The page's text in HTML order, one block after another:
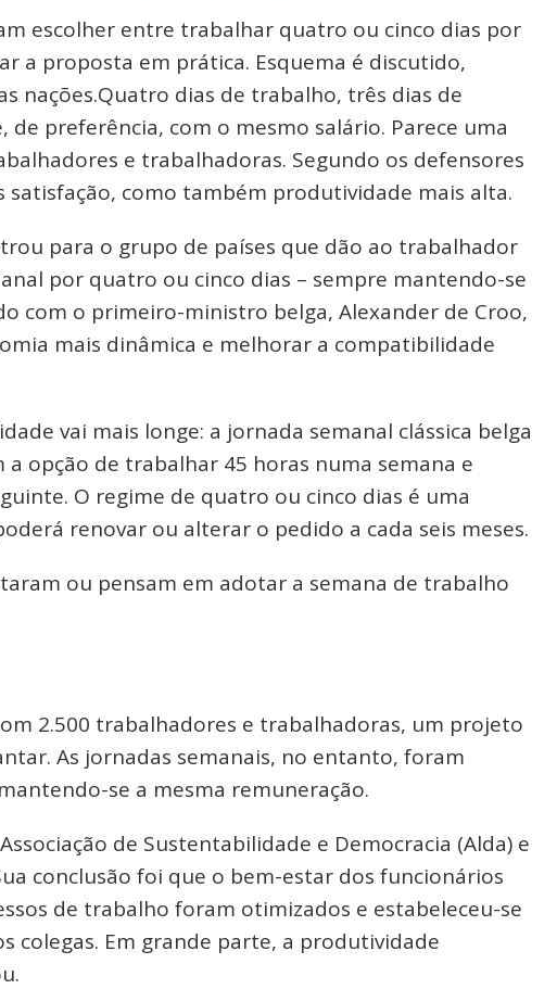
escolher entre trabalhar quatro ou cinco dias por
a proposta em prática. Esquema é discutido,
nações.Quatro dias de trabalho, três dias de
preferência, com o mesmo salário. Parece uma
e trabalhadoras. Segundo os defensores
como também produtividade mais alta.
para o grupo de países que dão ao trabalhador
por quatro ou cinco dias – sempre mantendo-se
com o primeiro-ministro belga, Alexander de Croo,
mais dinâmica e melhorar a compatibilidade
vai mais longe: a jornada semanal clássica belga
opção de trabalhar 45 horas numa semana e
O regime de quatro ou cinco dias é uma
renovar ou alterar o pedido a cada seis meses.
ou pensam em adotar a semana de trabalho
2.500 trabalhadores e trabalhadoras, um projeto
As jornadas semanais, no entanto, foram
se a mesma remuneração.
de Sustentabilidade e Democracia (Alda) e
conclusão foi que o bem-estar dos funcionários
de trabalho foram otimizados e estabeleceu-se
colegas. Em grande parte, a produtividade